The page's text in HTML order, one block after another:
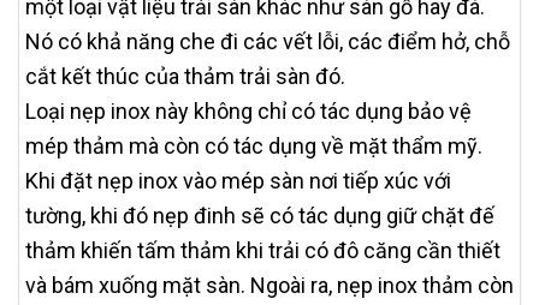
một loại vật liệu trải sàn khác như sàn gỗ hay đá.
Nó có khả năng che đi các vết lỗi, các điểm hở, chỗ
cắt kết thúc của thảm trải sàn đó.
Loại nẹp inox này không chỉ có tác dụng bảo vệ
mép thảm mà còn có tác dụng về mặt thẩm mỹ.
Khi đặt nẹp inox vào mép sàn nơi tiếp xúc với
tường, khi đó nẹp đinh sẽ có tác dụng giữ chặt đế
thảm khiến tấm thảm khi trải có đô căng cần thiết
và bám xuống mặt sàn. Ngoài ra, nẹp inox thảm còn